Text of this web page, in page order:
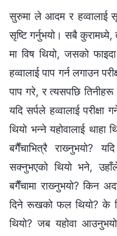
सुरुमा ले आदम र हव्‍वालाई
सृष्टि गर्नुभयो। सबै कुरामध्ये,
मा विष थियो, जसको
हव्‍वालाई पाप गर्न लगाउन
पाप गरे, र त्यसपछि
यदि सर्पले हव्‍वालाई परीक्षा
थियो भन्‍ने यहोवालाई
बगैँचाभित्रै राख्‍नुभयो?
सक्‍नुभएको थियो भने,
बगैँचामा राख्‍नुभयो? किन
दिने रूखको फल थियो? के
थियो? जब यहोवा